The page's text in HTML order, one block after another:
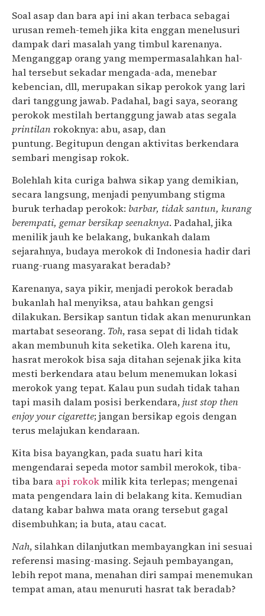
Soal asap dan bara api ini akan terbaca sebagai
urusan remeh-temeh jika kita enggan menelusuri
dampak dari masalah yang timbul karenanya.
Menganggap orang yang mempermasalahkan hal-
hal tersebut sekadar mengada-ada, menebar
kebencian, dll, merupakan sikap perokok yang lari
dari tanggung jawab. Padahal, bagi saya, seorang
perokok mestilah bertanggung jawab atas segala
printilanrokoknya: abu, asap, dan
puntung. Begitupun dengan aktivitas berkendara
sembari mengisap rokok.
Bolehlah kita curiga bahwa sikap yang demikian,
secara langsung, menjadi penyumbang stigma
buruk terhadap perokok: barbar, tidak santun, kurang
berempati, gemar bersikap seenaknya. Padahal, jika
menilik jauh ke belakang, bukankah dalam
sejarahnya, budaya merokok di Indonesia hadir dari
ruang-ruang masyarakat beradab?
Karenanya, saya pikir, menjadi perokok beradab
bukanlah hal menyiksa, atau bahkan gengsi
dilakukan. Bersikap santun tidak akan menurunkan
martabat seseorang. Toh, rasa sepat di lidah tidak
akan membunuh kita seketika. Oleh karena itu,
hasrat merokok bisa saja ditahan sejenak jika kita
mesti berkendara atau belum menemukan lokasi
merokok yang tepat. Kalau pun sudah tidak tahan
tapi masih dalam posisi berkendara, just stop then
enjoy your cigarette; jangan bersikap egois dengan
terus melajukan kendaraan.
Kita bisa bayangkan, pada suatu hari kita
mengendarai sepeda motor sambil merokok, tiba-
tiba bara api rokokmilik kita terlepas; mengenai
mata pengendara lain di belakang kita. Kemudian
datang kabar bahwa mata orang tersebut gagal
disembuhkan; ia buta, atau cacat.
Nah, silahkan dilanjutkan membayangkan ini sesuai
referensi masing-masing. Sejauh pembayangan,
lebih repot mana, menahan diri sampai menemukan
tempat aman, atau menuruti hasrat tak beradab?